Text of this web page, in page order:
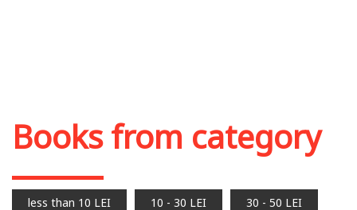
Books from category
less than 10 LEI 10 - 30 LEI 30 - 50 LEI